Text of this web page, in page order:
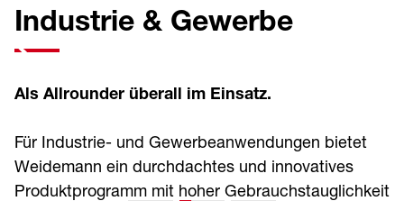
Industrie & Gewerbe
Als Allrounder überall im Einsatz.
Für Industrie- und Gewerbeanwendungen bietet
Weidemann ein durchdachtes und innovatives
Produktprogramm mit hoher Gebrauchstauglichkeit